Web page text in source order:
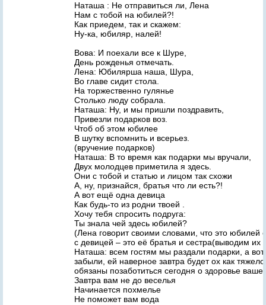
Наташа : Не отправиться ли, Лена
Нам с тобой на юбилей?!
Как приедем, так и скажем:
Ну-ка, юбиляр, налей!
Вова: И поехали все к Шуре,
День рожденья отмечать.
Лена: Юбилярша наша, Шура,
Во главе сидит стола.
На торжественно гулянье
Столько люду собрала.
Наташа: Ну, и мы пришли поздравить,
Привезли подарков воз.
Чтоб об этом юбилее
В шутку вспомнить и всерьез.
(вручение подарков)
Наташа: В то время как подарки мы вручали,
Двух молодцев приметила я здесь.
Они с тобой и статью и лицом так схожи
А, ну, признайся, братья что ли есть?!
А вот ещё одна девица
Как будь-то из родни твоей .
Хочу тебя спросить подруга:
Ты знала чей здесь юбилей?
(Лена говорит своими словами, что это
с девицей – это её братья и сестра(выводим их
Наташа: всем гостям мы раздали подарки, а
забыли, ей наверное завтра будет ох как
обязаны позаботиться сегодня о здоровье
Завтра вам не до веселья
Начинается похмелье
Не поможет вам вода